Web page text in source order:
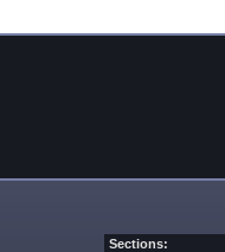
Sections: